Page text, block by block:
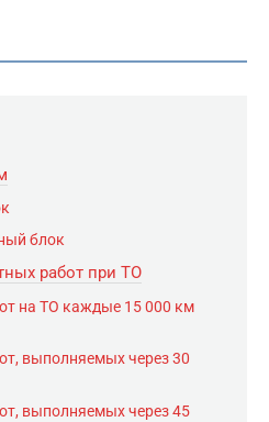
блок
работ при ТО
на ТО каждые 15 000 км
выполняемых через 30
выполняемых через 45